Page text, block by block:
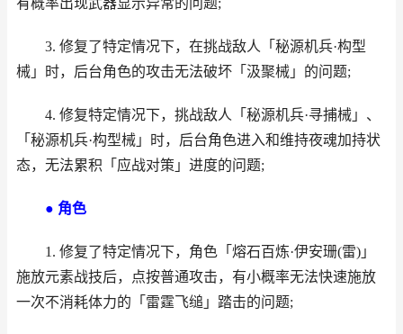
有概率出现武器显示异常的问题;
3. 修复了特定情况下，在挑战敌人「秘源机兵·构型
械」时，后台角色的攻击无法破坏「汲聚械」的问题;
4. 修复特定情况下，挑战敌人「秘源机兵·寻捕械」、
「秘源机兵·构型械」时，后台角色进入和维持夜魂加持状
态，无法累积「应战对策」进度的问题;
● 角色
1. 修复了特定情况下，角色「熔石百炼·伊安珊(雷)」
施放元素战技后，点按普通攻击，有小概率无法快速施放
一次不消耗体力的「雷霆飞缒」踏击的问题;